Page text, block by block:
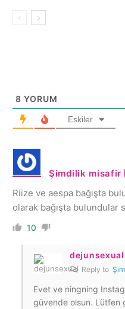
8 YORUM
Eskiler
Şimdilik misafir
Riize ve aespa bağışta
olarak bağışta bulundular
10
dejunsexual
Reply to
Evet ve ningning
güvende olsun. Lütfen